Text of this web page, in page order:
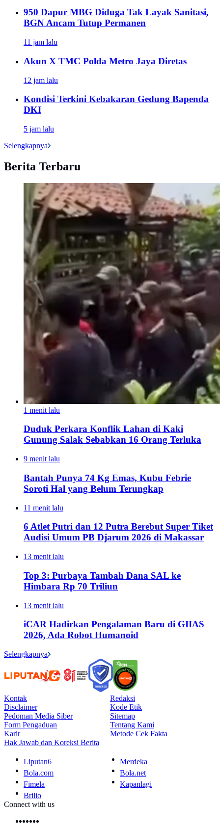
950 Dapur MBG Diduga Tak Layak Sanitasi,
BGN Ancam Tutup Permanen
11 jam lalu
Akun X TMC Polda Metro Jaya Diretas
12 jam lalu
Kondisi Terkini Kebakaran Gedung Bapenda
DKI
5 jam lalu
Selengkapnya
Berita Terbaru
1 menit lalu
Duduk Perkara Konflik Lahan di Kaki
Gunung Salak Sebabkan 16 Orang Terluka
9 menit lalu
Bantah Punya 74 Kg Emas, Kubu Febrie
Soroti Hal yang Belum Terungkap
11 menit lalu
6 Atlet Putri dan 12 Putra Berebut Super Tiket
Audisi Umum PB Djarum 2026 di Makassar
13 menit lalu
Top 3: Purbaya Tambah Dana SAL ke
Himbara Rp 70 Triliun
13 menit lalu
iCAR Hadirkan Pengalaman Baru di GIIAS
2026, Ada Robot Humanoid
Selengkapnya
Kontak
Redaksi
Disclaimer
Kode Etik
Pedoman Media Siber
Sitemap
Form Pengaduan
Tentang Kami
Karir
Metode Cek Fakta
Hak Jawab dan Koreksi Berita
Liputan6
Merdeka
Bola.com
Bola.net
Fimela
Kapanlagi
Brilio
Connect with us